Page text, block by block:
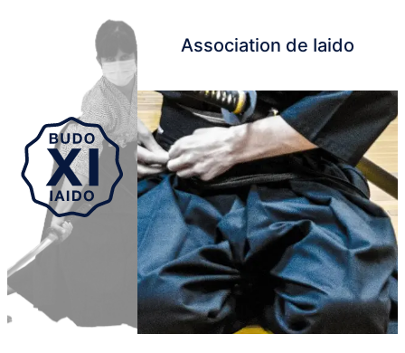
Association de Iaido